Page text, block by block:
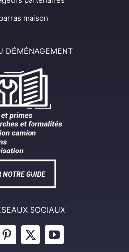
maison
DÉMÉNAGEMENT
SOCIAUX